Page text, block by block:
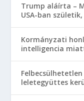
Trump aláírta –
USA-ban
Kormányzati
intelligencia
leletegyüttes